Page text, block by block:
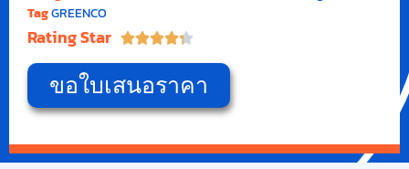
TagGREENCO
Rating Star 
ขอใบเสนอราคา